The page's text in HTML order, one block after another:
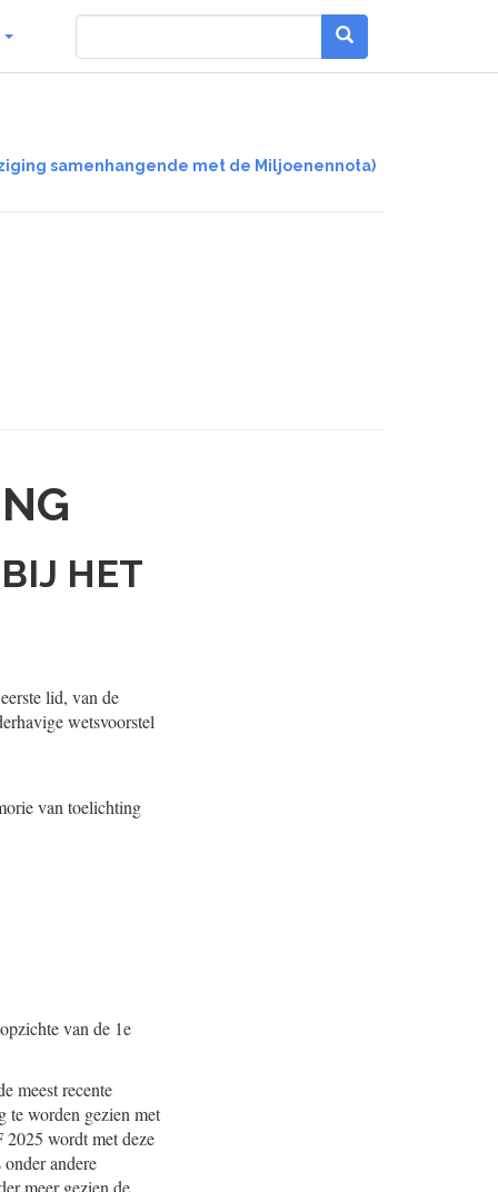
samenhangende met de Miljoenennota)
HET
lid, van de
wetsvoorstel
van toelichting
van de 1e
meest recente
te worden gezien met
wordt met deze
andere
meer gezien de